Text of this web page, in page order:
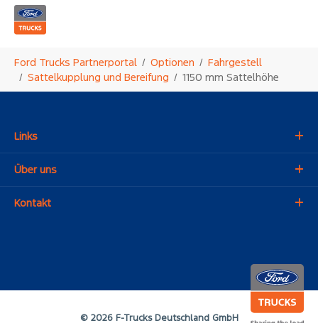
Ford Trucks Partnerportal Optionen
Fahrgestell
Sattelkupplung und Bereifung
1150 mm Sattelhöhe
Links
Über uns
Kontakt
© 2026 F-Trucks Deutschland GmbH